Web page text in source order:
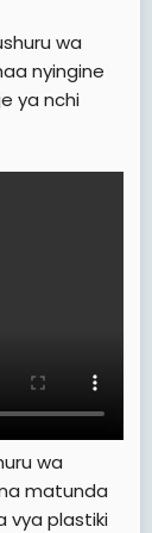
wa
nyingine
ya nchi
wa
matunda
vya plastiki